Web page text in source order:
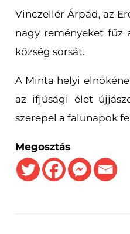
Vinczellér Árpád, az
nagy reményeket fűz
község sorsát.
A Minta helyi
az ifjúsági élet
szerepel a falunapok
Megosztás